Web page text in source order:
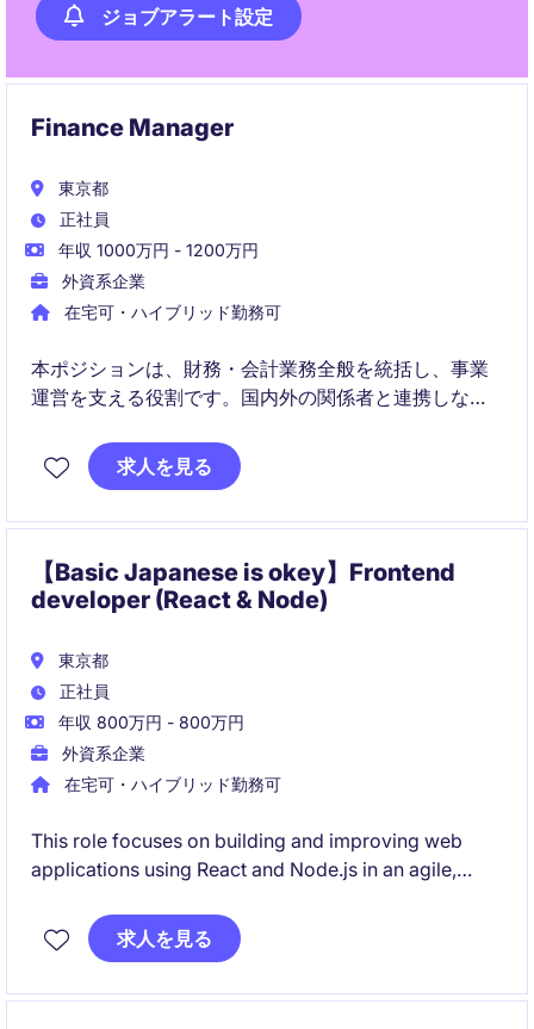
ジョブアラート設定
Finance Manager
東京都
正社員
年収 1000万円 - 1200万円
外資系企業
在宅可・ハイブリッド勤務可
本ポジションは、財務・会計業務全般を統括し、事業
運営を支える役割です。国内外の関係者と連携しなが
す。
求人を見る
【Basic Japanese is okey】Frontend
developer (React & Node)
東京都
正社員
年収 800万円 - 800万円
外資系企業
在宅可・ハイブリッド勤務可
This role focuses on building and improving web
applications using React and Node.js in an agile,
across the full stack, helping design scalable
solutions and deliver high-quality user experiences.
求人を見る